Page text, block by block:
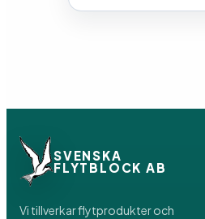
SVENSKA
FLYTBLOCK AB
Vi tillverkar flytprodukter och